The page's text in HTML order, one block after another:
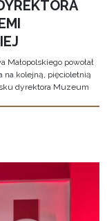
Małopolskiego powołał
na kolejną, pięcioletnią
dyrektora Muzeum